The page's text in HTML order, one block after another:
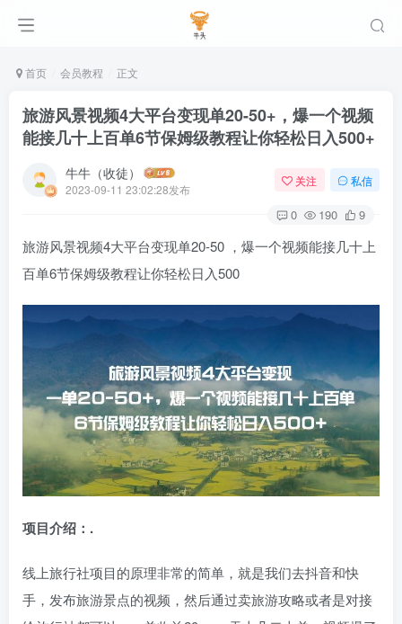
首页 会员教程 正文
旅游风景视频4大平台变现单20-50+，爆一个视频
能接几十上百单6节保姆级教程让你轻松日入500+
牛牛（收徒）
2023-09-11 23:02:28发布
关注 私信
0 190 9
旅游风景视频4大平台变现单20-50 ，爆一个视频能接几十上
百单6节保姆级教程让你轻松日入500
项目介绍：.
线上旅行社项目的原理非常的简单，就是我们去抖音和快
手，发布旅游景点的视频，然后通过卖旅游攻略或者是对接